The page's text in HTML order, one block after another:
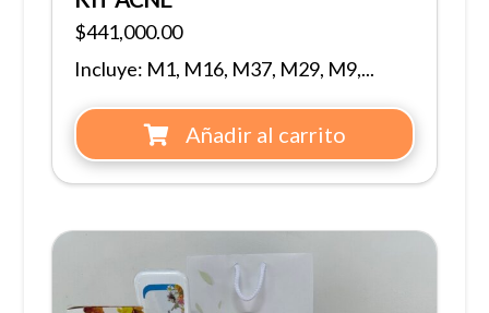
$441,000.00
Incluye: M1, M16, M37, M29, M9,...
Añadir al carrito